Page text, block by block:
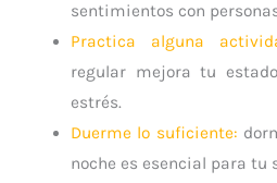
sentimientos con
Practica alguna
regular mejora tu
estrés.
Duerme lo suficiente:
noche es esencial para tu